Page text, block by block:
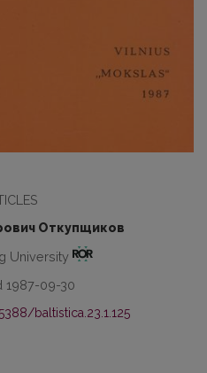
Откупщиков
University
1987-09-30
baltistica.23.1.125